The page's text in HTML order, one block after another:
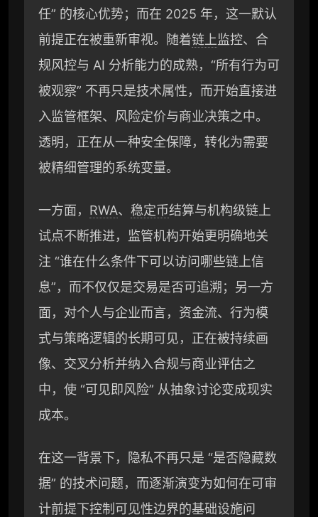
h
a
t
e
g
r
a
m
a
W
e
i
b
o
y
L
i
n
k
任” 的核心优势；而在 2025 年，这一默认
前提正在被重新审视。随着链上监控、合
规风控与 AI 分析能力的成熟，“所有行为可
被观察” 不再只是技术属性，而开始直接进
入监管框架、风险定价与商业决策之中。
透明，正在从一种安全保障，转化为需要
被精细管理的系统变量。
一方面， RWA、 稳定币结算与机构级链上
试点不断推进，监管机构开始更明确地关
注 “谁在什么条件下可以访问哪些链上信
息”，而不仅仅是交易是否可追溯；另一方
面，对个人与企业而言，资金流、行为模
式与策略逻辑的长期可见，正在被持续画
像、交叉分析并纳入合规与商业评估之
中，使 “可见即风险” 从抽象讨论变成现实
成本。
在这一背景下，隐私不再只是 “是否隐藏数
据” 的技术问题，而逐渐演变为如何在可审
计前提下控制可见性边界的基础设施问